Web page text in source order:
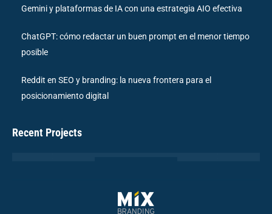
Gemini y plataformas de IA con una estrategia AIO efectiva
ChatGPT: cómo redactar un buen prompt en el menor tiempo
posible
Reddit en SEO y branding: la nueva frontera para el
posicionamiento digital
Recent Projects